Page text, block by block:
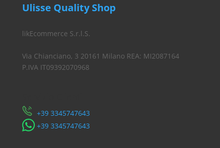
Ulisse Quality Shop
likEcommerce S.r.l.S.
Via Chianciano, 3 20161 Milano REA: MI2087164
P.IVA IT09392070968
​+39 3345747643
​+39 3345747643